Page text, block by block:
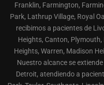
Franklin, Farmington,
Park, Lathrup Village, Royal
recibimos a pacientes de
Heights, Canton,
Heights, Warren, Madison
Nuestro alcance se
Detroit, atendiendo a